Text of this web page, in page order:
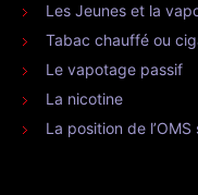
Les Jeunes et la
Tabac chauffé ou
Le vapotage passif
La nicotine
La position de